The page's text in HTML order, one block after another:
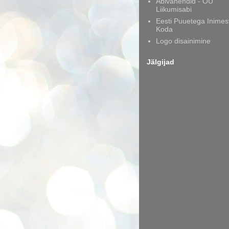
Liikumisabi
Eesti Puuetega
Koda
Logo disainimine
Jälgijad